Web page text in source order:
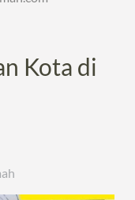
Kota di